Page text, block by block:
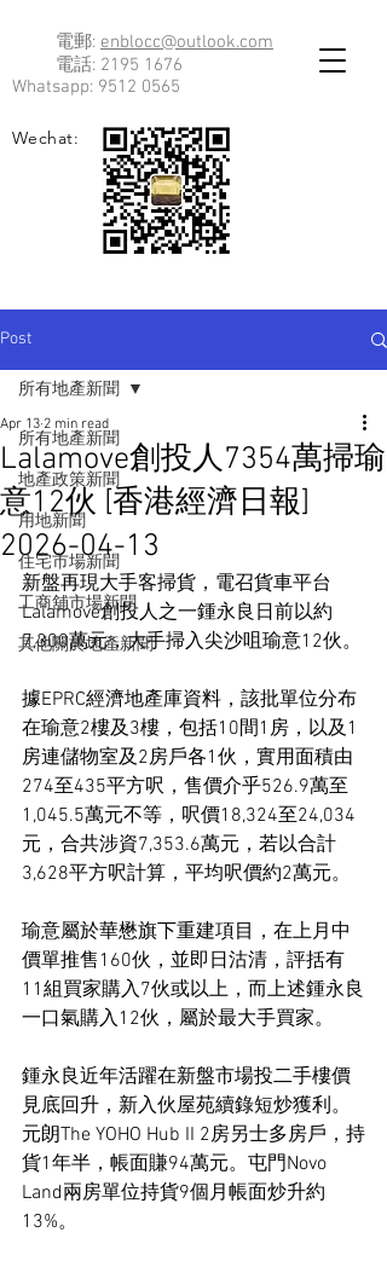
電郵: enblocc@outlook.com
電話: 2195 1676
Whatsapp: 9512 0565
Wechat:
Post
所有地產新聞
地產政策新聞
用地新聞
住宅市場新聞
工商舖市場新聞
其他關於地產新聞
所有地產新聞
Lalamove創投人7354萬掃瑜
意12伙 [香港經濟日報]
2026-04-13
Apr 13 2 min read
新盤再現大手客掃貨，電召貨車平台
Lalamove創投人之一鍾永良日前以約
7,300萬元，大手掃入尖沙咀瑜意12伙。
據EPRC經濟地產庫資料，該批單位分布
在瑜意2樓及3樓，包括10間1房，以及1
房連儲物室及2房戶各1伙，實用面積由
274至435平方呎，售價介乎526.9萬至
1,045.5萬元不等，呎價18,324至24,034
元，合共涉資7,353.6萬元，若以合計
3,628平方呎計算，平均呎價約2萬元。
瑜意屬於華懋旗下重建項目，在上月中
價單推售160伙，並即日沽清，評括有
11組買家購入7伙或以上，而上述鍾永良
一口氣購入12伙，屬於最大手買家。
鍾永良近年活躍在新盤市場投二手樓價
見底回升，新入伙屋苑續錄短炒獲利。
元朗The YOHO Hub II 2房另士多房戶，持
貨1年半，帳面賺94萬元。屯門Novo
Land兩房單位持貨9個月帳面炒升約
13%。